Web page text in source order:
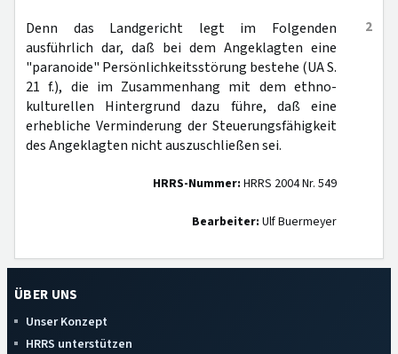
2
Denn das Landgericht legt im Folgenden
ausführlich dar, daß bei dem Angeklagten eine
"paranoide" Persönlichkeitsstörung bestehe (UA S.
21 f.), die im Zusammenhang mit dem ethno-
kulturellen Hintergrund dazu führe, daß eine
erhebliche Verminderung der Steuerungsfähigkeit
des Angeklagten nicht auszuschließen sei.
HRRS-Nummer: HRRS 2004 Nr. 549
Bearbeiter: Ulf Buermeyer
ÜBER UNS
Unser Konzept
HRRS unterstützen